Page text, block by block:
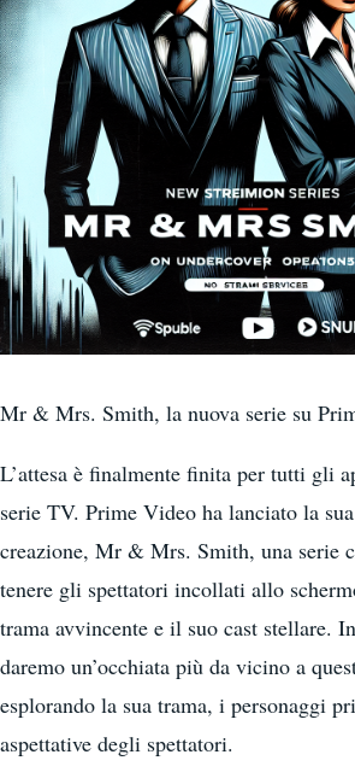
Mr & Mrs. Smith, la nuova serie su
L’attesa è finalmente finita per tutti gli
serie TV. Prime Video ha lanciato la
creazione, Mr & Mrs. Smith, una serie
tenere gli spettatori incollati allo
trama avvincente e il suo cast stellare.
daremo un’occhiata più da vicino a
esplorando la sua trama, i personaggi
aspettative degli spettatori.